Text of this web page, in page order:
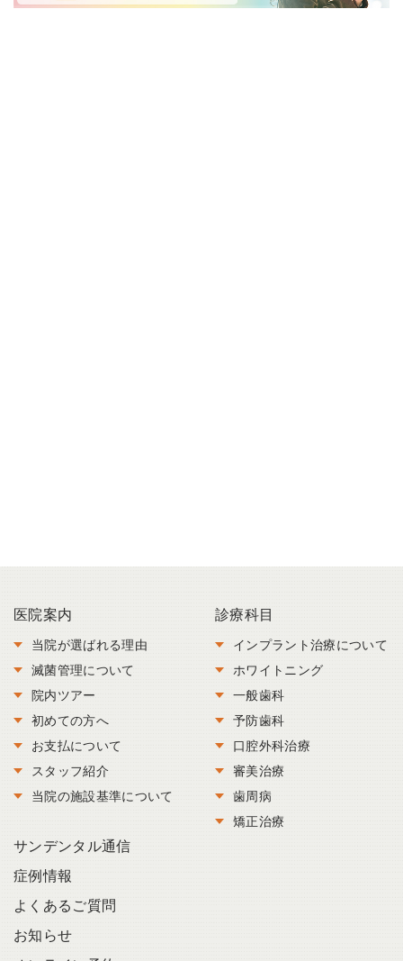
医院案内
当院が選ばれる理由
滅菌管理について
院内ツアー
初めての方へ
お支払について
スタッフ紹介
当院の施設基準について
診療科目
インプラント治療について
ホワイトニング
一般歯科
予防歯科
口腔外科治療
審美治療
歯周病
矯正治療
サンデンタル通信
症例情報
よくあるご質問
お知らせ